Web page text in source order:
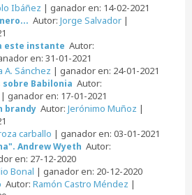
Ibáñez | ganador en: 14-02-2021
Autor: Jorge Salvador |
este instante Autor:
en: 31-01-2021
A. Sánchez | ganador en: 24-01-2021
sobre Babilonia Autor:
| ganador en: 17-01-2021
brandy Autor: Jerónimo Muñoz |
carballo | ganador en: 03-01-2021
Andrew Wyeth Autor:
en: 27-12-2020
Bonal | ganador en: 20-12-2020
Autor: Ramón Castro Méndez |